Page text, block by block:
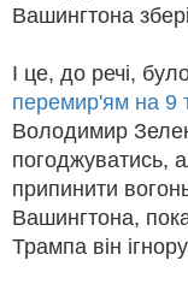
Вашингтона
І це, до речі,
перемир'ям на 9
Володимир
погоджуватись,
припинити
Вашингтона,
Трампа він